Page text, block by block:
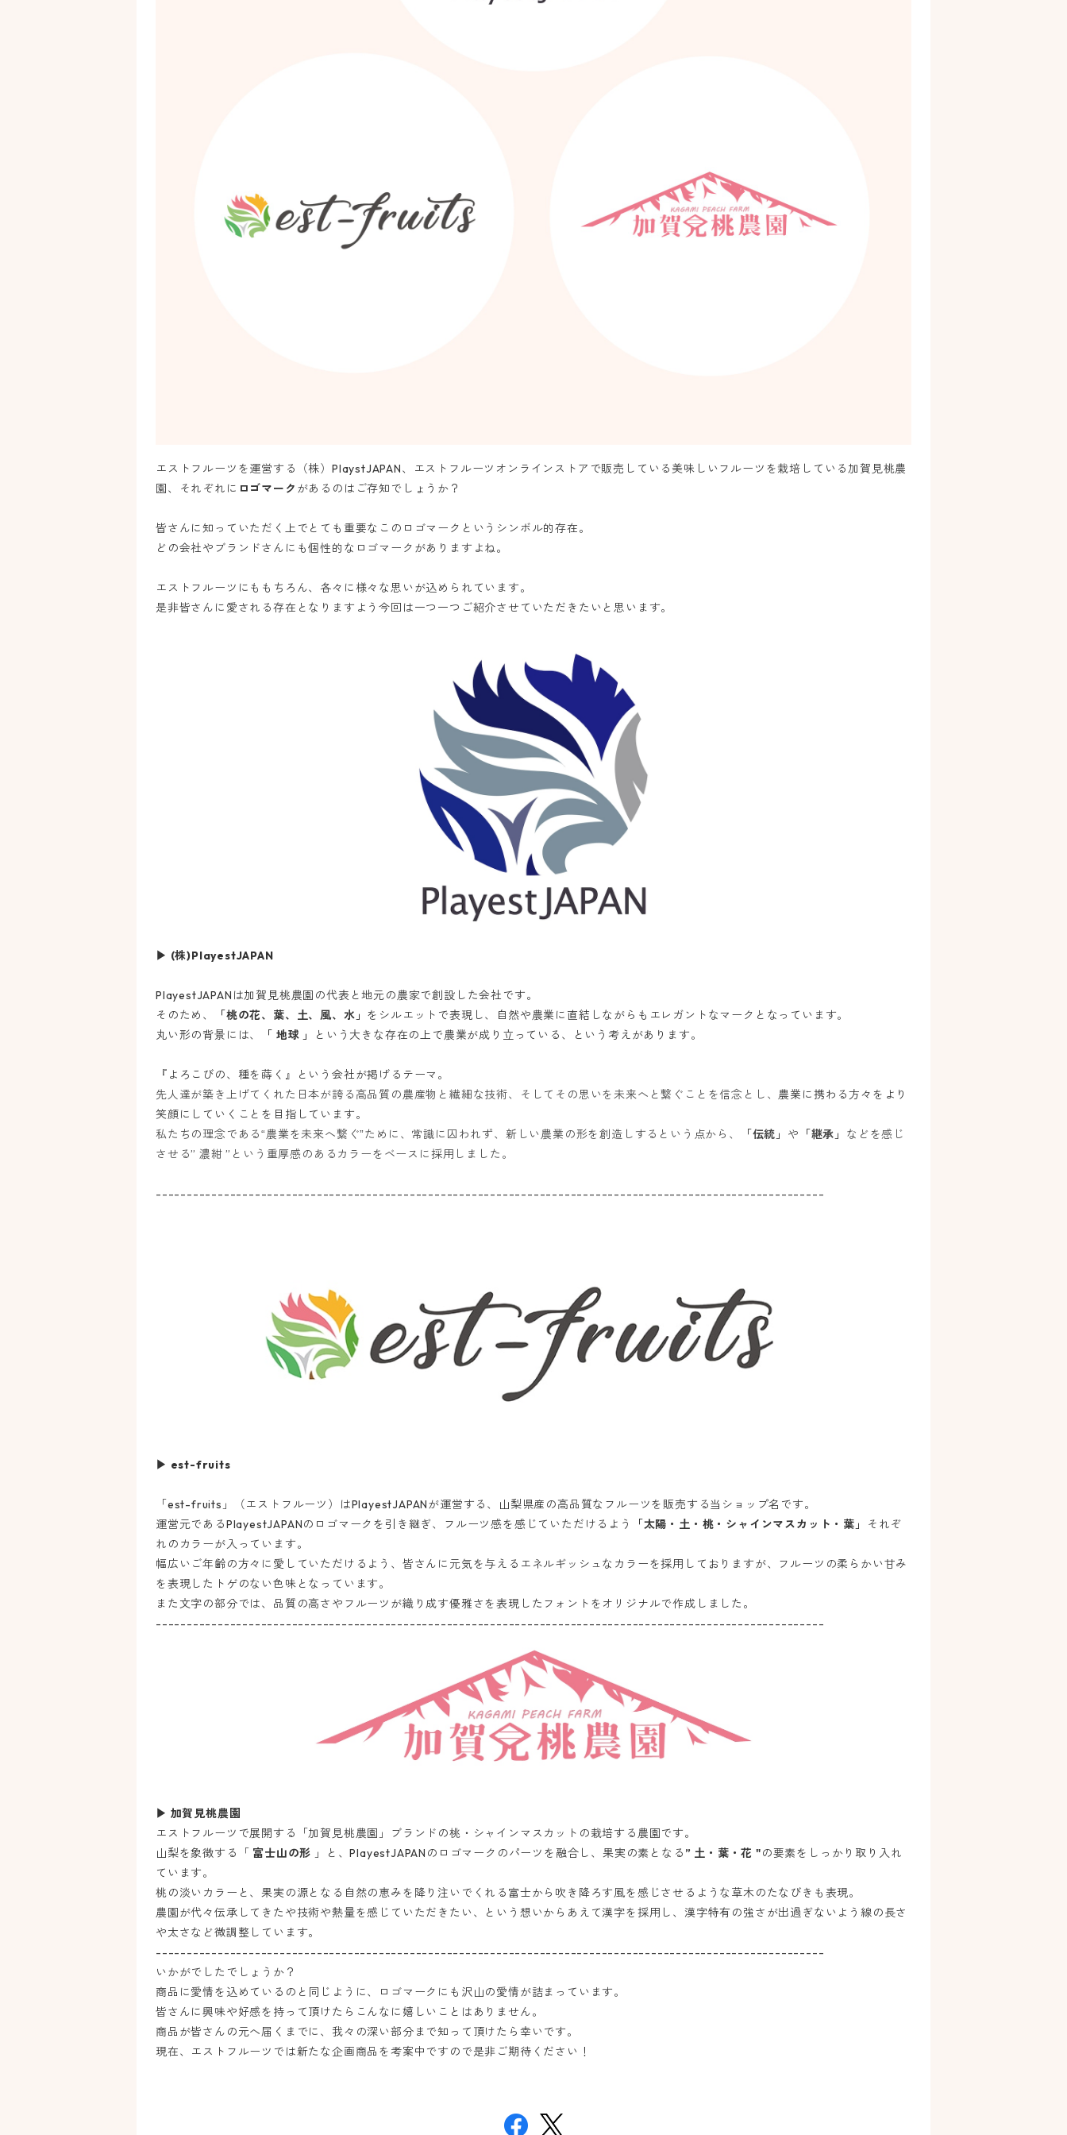
エストフルーツを運営する（株）PlaystJAPAN、エストフルーツオンラインストアで販売している美味しいフルーツを栽培している加賀見桃農
園、それぞれに ロゴマーク があるのはご存知でしょうか？
皆さんに知っていただく上でとても重要なこのロゴマークというシンボル的存在。
どの会社やブランドさんにも個性的なロゴマークがありますよね。
エストフルーツにももちろん、各々に様々な思いが込められています。
是非皆さんに愛される存在となりますよう今回は一つ一つご紹介させていただきたいと思います。
▶ (株)PlayestJAPAN
PlayestJAPAN は加賀見桃農園の代表と地元の農家で創設した会社です。
そのため、
「桃の花、葉、土、風、水」 をシルエットで表現し、自然や農業に直結しながらもエレガントなマークとなっています。
丸い形の背景には、
「 地球 」 という大きな存在の上で農業が成り立っている、という考えがあります。
『よろこびの、種を蒔く』という会社が掲げるテーマ。
先人達が築き上げてくれた日本が誇る高品質の農産物と繊細な技術、そしてその思いを未来へと繋ぐことを信念とし、 農業に携わる方々をより
笑顔にしていくことを目指しています。
私たちの理念である“農業を未来へ繋ぐ”ために、常識に囚われず、新しい農業の形を創造しするという点から、 「伝統」 や 「継承」 などを感じ
させる” 濃紺 ”という重厚感のあるカラーをベースに採用しました。
------------------------------------------------------------------------------------------------------------
▶ est-fruits
「est-fruits」（エストフルーツ）はPlayestJAPANが運営する、山梨県産の高品質なフルーツを販売する当ショップ名です。
運営元であるPlayestJAPANのロゴマークを引き継ぎ、フルーツ感を感じていただけるよう
「太陽・土・桃・シャインマスカット・葉」
それぞ
れのカラーが入っています。
幅広いご年齢の方々に愛していただけるよう、皆さんに元気を与えるエネルギッシュなカラーを採用しておりますが、フルーツの柔らかい甘み
を表現したトゲのない色味となっています。
また文字の部分では、品質の高さやフルーツが織り成す優雅さを表現したフォントをオリジナルで作成しました。
------------------------------------------------------------------------------------------------------------
▶ 加賀見桃農園
エストフルーツで展開する「加賀見桃農園」ブランドの桃・シャインマスカットの栽培する農園です。
山梨を象徴する「 富士山の形 」と、PlayestJAPAN のロゴマークのパーツを融合し、果実の素となる ” 土・葉・花 "の要素をしっかり取り入れ
ています。
桃の淡いカラーと、果実の源となる自然の恵みを降り注いでくれる富士から吹き降ろす風を感じさせるような草木のたなびきも表現。
農園が代々伝承してきたや技術や熱量を感じていただきたい、という想いからあえて漢字を採用し、漢字特有の強さが出過ぎないよう線の長さ
や太さなど微調整しています。
------------------------------------------------------------------------------------------------------------
いかがでしたでしょうか？
商品に愛情を込めているのと同じように、ロゴマークにも沢山の愛情が詰まっています。
皆さんに興味や好感を持って頂けたらこんなに嬉しいことはありません。
商品が皆さんの元へ届くまでに、我々の深い部分まで知って頂けたら幸いです。
現在、エストフルーツでは新たな企画商品を考案中ですので是非ご期待ください！